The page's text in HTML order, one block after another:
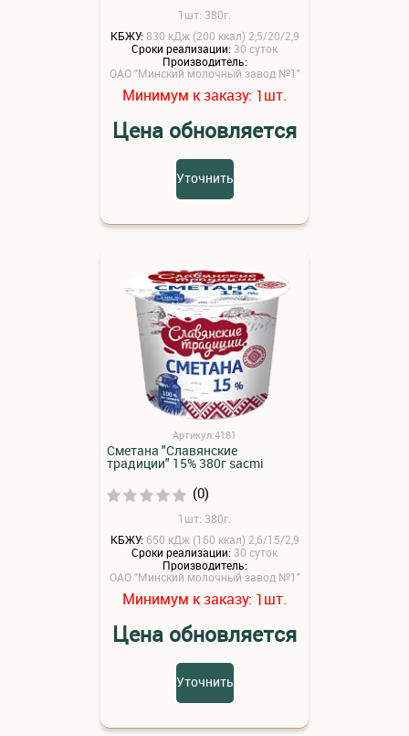
1шт: 380г.
КБЖУ: 830 кДж (200 ккал) 2,5/20/2,9
Сроки реализации: 30 суток
Производитель:
ОАО "Минский молочный завод №1"
Минимум к заказу: 1шт.
Цена обновляется
Уточнить
Артикул:4181
Сметана "Славянские
традиции" 15% 380г sacmi
(0)
1шт: 380г.
КБЖУ: 650 кДж (160 ккал) 2,6/15/2,9
Сроки реализации: 30 суток
Производитель:
ОАО "Минский молочный завод №1"
Минимум к заказу: 1шт.
Цена обновляется
Уточнить